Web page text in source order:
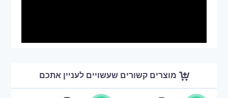
מוצרים קשורים שעשויים לעניין אתכם